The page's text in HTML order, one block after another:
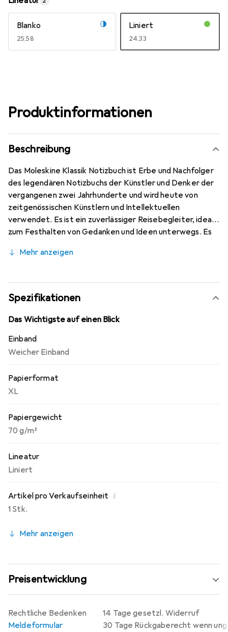
Blanko
EUR
25,58
Liniert
EUR
24,33
Produktinformationen
Beschreibung
Das Moleskine Klassik Notizbuch ist Erbe und Nachfolger
des legendären Notizbuchs der Künstler und Denker der
vergangenen zwei Jahrhunderte und wird heute von
zeitgenössischen Künstlern und Intellektuellen
verwendet. Es ist ein zuverlässiger Reisebegleiter, ideal
zum Festhalten von Gedanken und Ideen unterwegs. Es
und ein Gummiband zum Verschliessen. Zudem hat es eine
und Textil. Das Papier hat ein Gewicht von 70 g/m², ist
säurefrei und elfenbeinweiss.
Mehr anzeigen
Spezifikationen
Das Wichtigste auf einen Blick
Einband
Weicher Einband
Papierformat
XL
Papiergewicht
70 g/m²
Lineatur
Liniert
Artikel pro Verkaufseinheit i
1 Stk.
Mehr anzeigen
Preisentwicklung
14 Tage gesetzl. Widerruf
30 Tage Rückgaberecht wenn
Rechtliche Bedenken
Meldeformular